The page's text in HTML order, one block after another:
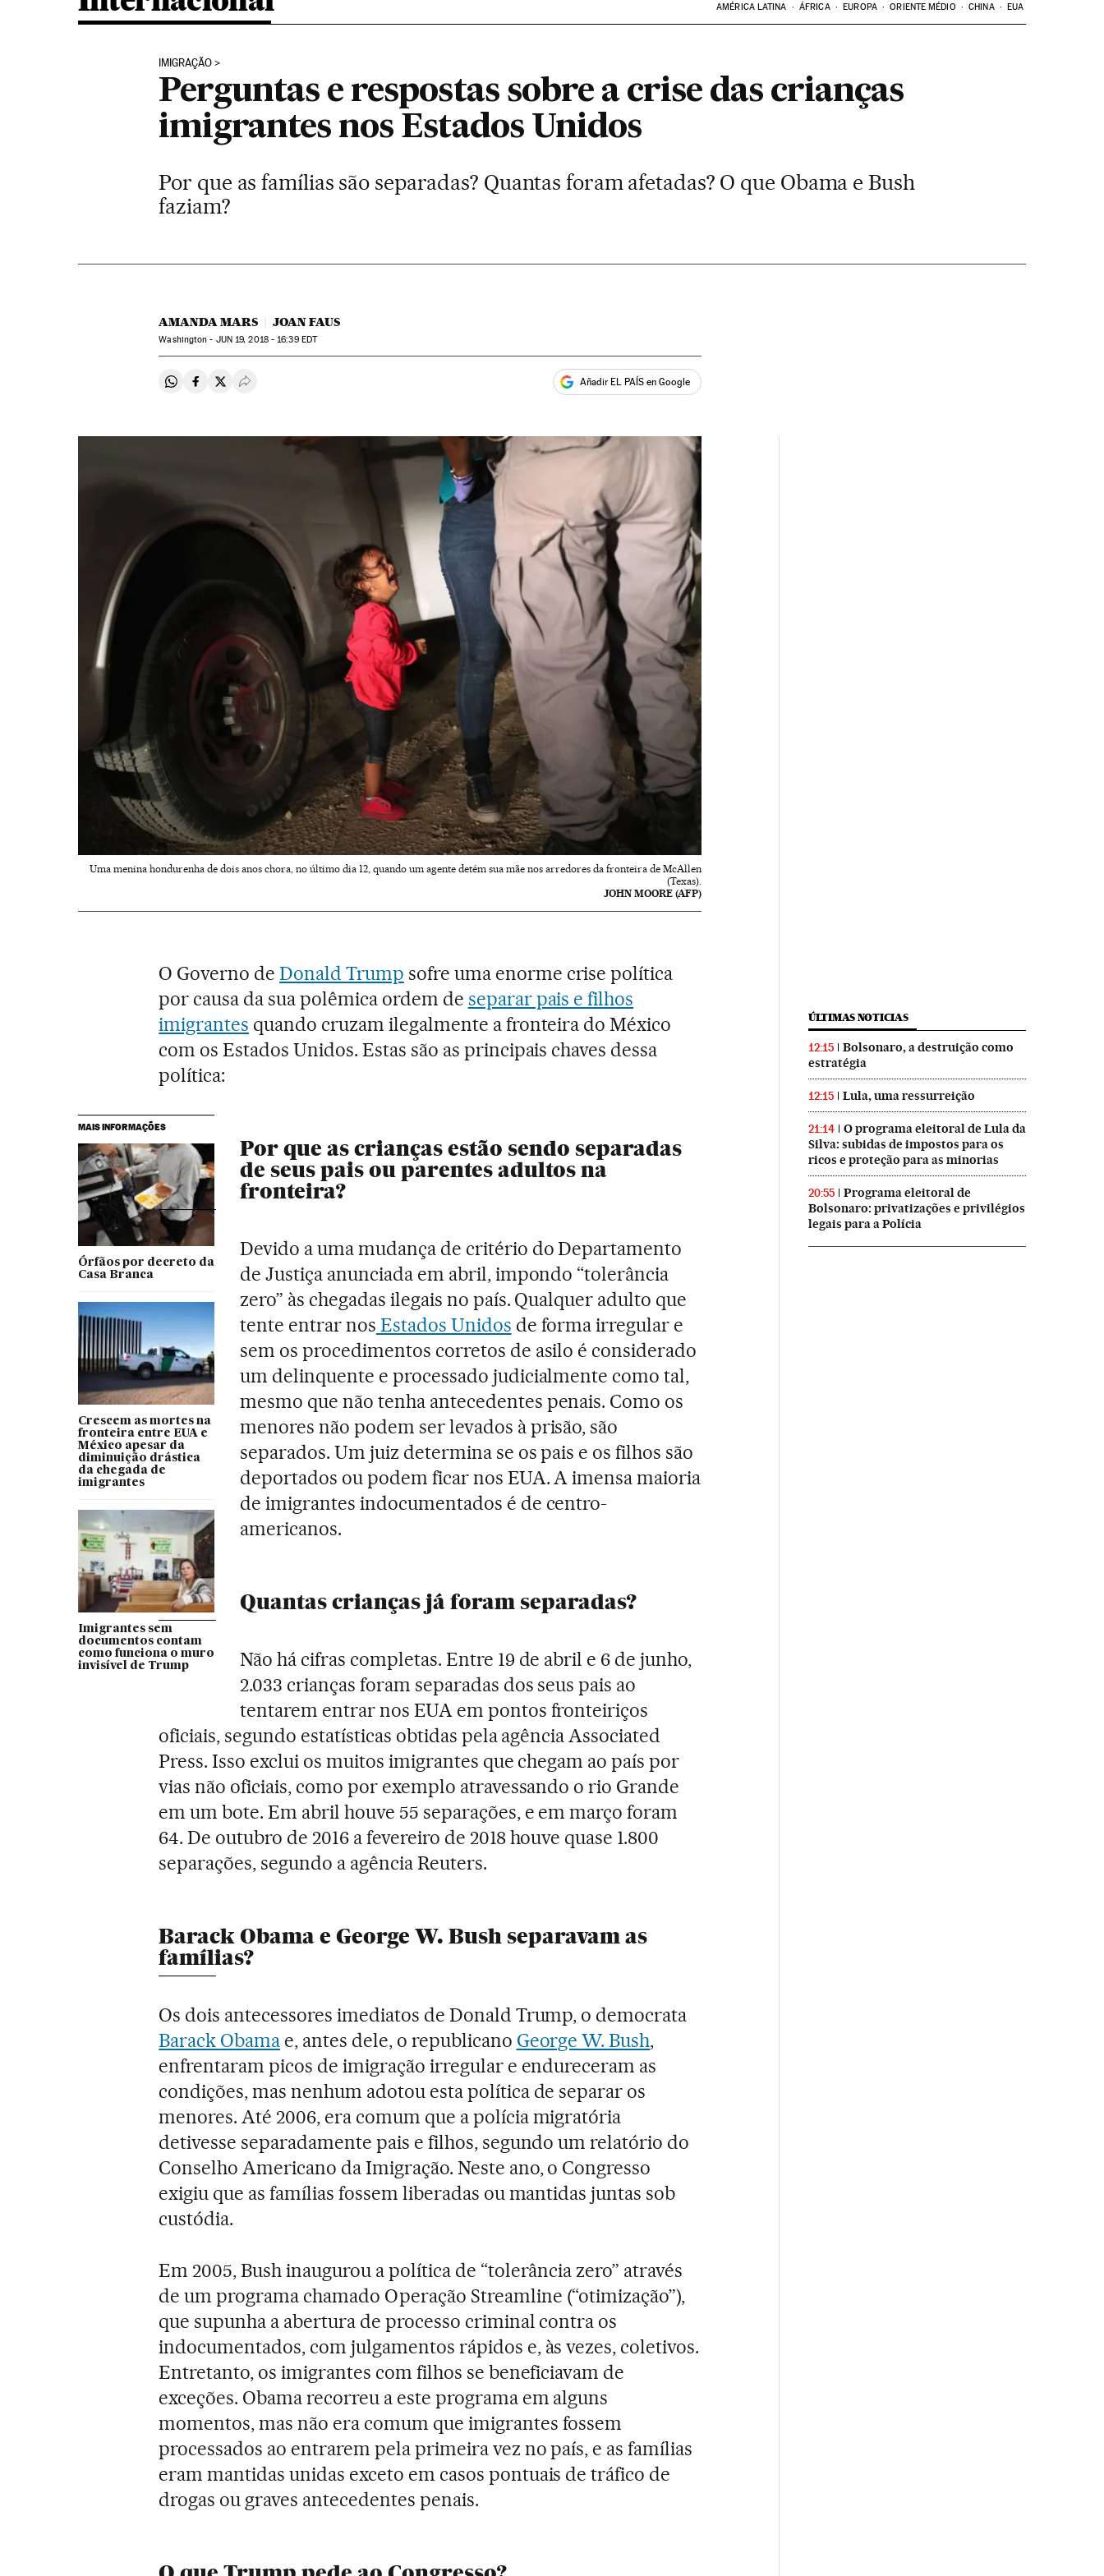
AMÉRICA LATINA ÁFRICA EUROPA ORIENTE MÉDIO CHINA EUA
IMIGRAÇÃO
Perguntas e respostas sobre a crise das crianças
imigrantes nos Estados Unidos
Por que as famílias são separadas? Quantas foram afetadas? O que Obama e Bush
faziam?
AMANDA MARS JOAN FAUS
Washington - JUN19, 2018 - 16:39EDT
Compartir en Whatsapp
Compartir en Facebook
Compartir en Twitter
Desplegar Redes Sociales Añadir EL PAÍS en Google
Uma menina hondurenha de dois anos chora, no último dia 12, quando um agente detém sua mãe nos arredores da fronteira de McAllen
(Texas).
JOHN MOORE (AFP)
O Governo deDonald Trump sofre uma enorme crise política
por causa da sua polêmica ordem de separar pais e filhos
imigrantes quando cruzam ilegalmente a fronteira do México
com os Estados Unidos. Estas são as principais chaves dessa
política:
MAIS INFORMAÇÕES
Órfãos por decreto da
Casa Branca
Crescem as mortes na
fronteira entre EUA e
México apesar da
diminuição drástica
da chegada de
imigrantes
Imigrantes sem
documentos contam
como funciona o muro
invisível de Trump
Por queas crianças estão sendo separadas
de seus pais ou parentes adultos na
fronteira?
Devido a uma mudança de critério do Departamento
de Justiça anunciada em abril, impondo “tolerância
zero” às chegadas ilegais no país. Qualquer adulto que
tente entrar nos Estados Unidos de forma irregular e
sem os procedimentos corretos de asilo é considerado
um delinquente e processado judicialmente como tal,
mesmo que não tenha antecedentes penais. Como os
menores não podem ser levados à prisão, são
separados. Um juiz determina se os pais e os filhos são
deportados ou podem ficar nos EUA. A imensa maioria
de imigrantes indocumentados é de centro-
americanos.
Quantas crianças já foram separadas?
Não há cifras completas. Entre 19 de abril e 6 de junho,
2.033 crianças foram separadas dos seus pais ao
tentarem entrar nos EUA em pontos fronteiriços
oficiais, segundo estatísticas obtidas pela agência Associated
Press. Isso exclui os muitos imigrantes que chegam ao país por
vias não oficiais, como por exemplo atravessando o rio Grande
em um bote. Em abril houve 55 separações, e em março foram
64. De outubro de 2016 a fevereiro de 2018 houve quase 1.800
separações, segundo a agência Reuters.
Barack Obama e George W. Bush separavam as
famílias?
Os dois antecessores imediatos de Donald Trump, o democrata
Barack Obama e, antes dele, o republicano George W. Bush,
enfrentaram picos de imigração irregular e endureceram as
condições, mas nenhum adotou esta política de separar os
menores. Até 2006, era comum que a polícia migratória
detivesse separadamente pais e filhos, segundo um relatório do
Conselho Americano da Imigração. Neste ano, o Congresso
exigiu que as famílias fossem liberadas ou mantidas juntas sob
custódia.
Em 2005, Bush inaugurou a política de “tolerância zero” através
de um programa chamado Operação Streamline (“otimização”),
que supunha a abertura de processo criminal contra os
indocumentados, com julgamentos rápidos e, às vezes, coletivos.
Entretanto, os imigrantes com filhos se beneficiavam de
exceções. Obama recorreu a este programa em alguns
momentos, mas não era comum que imigrantes fossem
processados ao entrarem pela primeira vez no país, e as famílias
eram mantidas unidas exceto em casos pontuais de tráfico de
drogas ou graves antecedentes penais.
ÚLTIMAS NOTICIAS
12:15
Bolsonaro, a destruição como
estratégia
12:15 Lula, uma ressurreição
21:14
O programa eleitoral de Lula da
Silva: subidas de impostos para os
ricos e proteção para as minorias
20:55
Programa eleitoral de
Bolsonaro: privatizações e privilégios
legais para a Polícia